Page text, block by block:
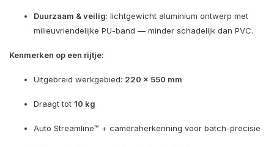
Duurzaam & veilig: lichtgewicht aluminium ontwerp met
milieuvriendelijke PU-band — minder schadelijk dan PVC.
Kenmerken op een rijtje:
Uitgebreid werkgebied: 220 × 550 mm
Draagt tot 10 kg
Auto Streamline™ + cameraherkenning voor batch-precisie